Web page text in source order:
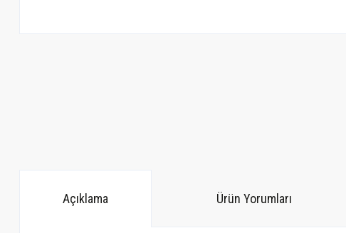
Açıklama Ürün Yorumları